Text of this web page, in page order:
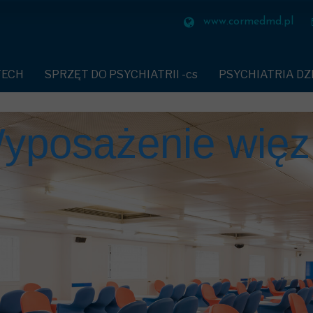
SPRZĘT DO PSYCHIATRII -cs
POŚCIEL ZMYWALNA SLEEP ANGEL
TEKSTYLIA TRUDNOPALNE-cs
BEZPIECZNA ZASTAWA STOŁOWA-cs
ZAPALNICZKI BEZOGNIOWE-cs
BEZPIECZNY WIESZAK
KLAPKI
PSYCHIATRIA
KABINA
PUFY BODEN-cs
KANAPA
KRZESŁO RYNO
KRZESŁA
STÓŁ EN CORE
www.cormedmd.pl
-cs
cs
DŁONIE-cs
OPLUCIU-cs
cs
PSYCHIATRIA DZIECIĘCA
SEKTOR
SEKTOR
SEKTOR